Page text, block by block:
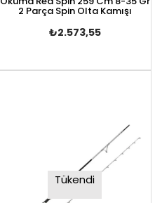
2 Parça Spin Olta Kamışı
₺2.573,55
Tükendi